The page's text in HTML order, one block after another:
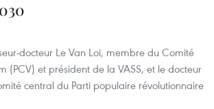
docteur Le Van Loi, membre du Comité
(PCV) et président de la VASS, et le docteur
central du Parti populaire révolutionnaire